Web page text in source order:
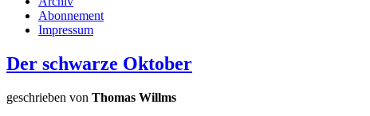
Abonnement
Impressum
Der schwarze Oktober
geschrieben von Thomas Willms